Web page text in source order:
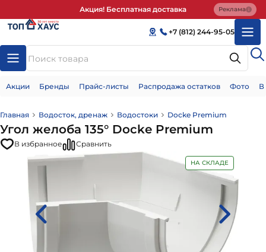
Акция! Бесплатная доставка Реклама
+7 (812) 244-95-05
Акции Бренды Прайс-листы Распродажа остатков Фото
Главная Водосток, дренаж Водостоки Docke Premium
Угол желоба 135° Docke Premium
В избранное Сравнить
НА СКЛАДЕ